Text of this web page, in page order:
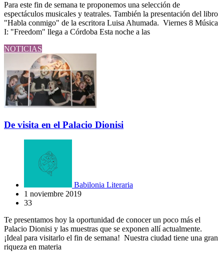
Para este fin de semana te proponemos una selección de
espectáculos musicales y teatrales. También la presentación del libro
"Habla conmigo" de la escritora Luisa Ahumada. Viernes 8 Música
I: "Freedom" llega a Córdoba Esta noche a las
NOTICIAS
De visita en el Palacio Dionisi
Babilonia Literaria
1 noviembre 2019
33
Te presentamos hoy la oportunidad de conocer un poco más el
Palacio Dionisi y las muestras que se exponen allí actualmente.
¡Ideal para visitarlo el fin de semana! Nuestra ciudad tiene una gran
riqueza en materia